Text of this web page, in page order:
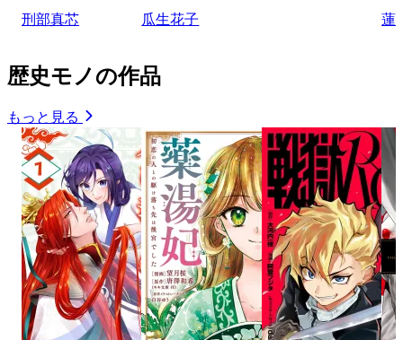
刑部真芯 瓜生花子 蓮
歴史モノの作品
もっと見る